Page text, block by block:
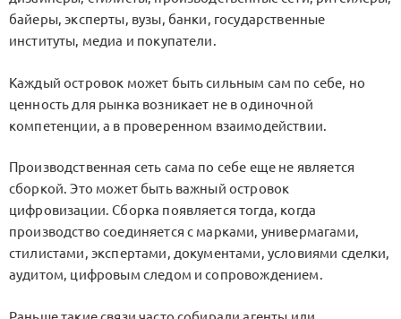
байеры, эксперты, вузы, банки, государственные
институты, медиа и покупатели.
Каждый островок может быть сильным сам по себе, но
ценность для рынка возникает не в одиночной
компетенции, а в проверенном взаимодействии.
Производственная сеть сама по себе еще не является
сборкой. Это может быть важный островок
цифровизации. Сборка появляется тогда, когда
производство соединяется с марками, универмагами,
стилистами, экспертами, документами, условиями сделки,
аудитом, цифровым следом и сопровождением.